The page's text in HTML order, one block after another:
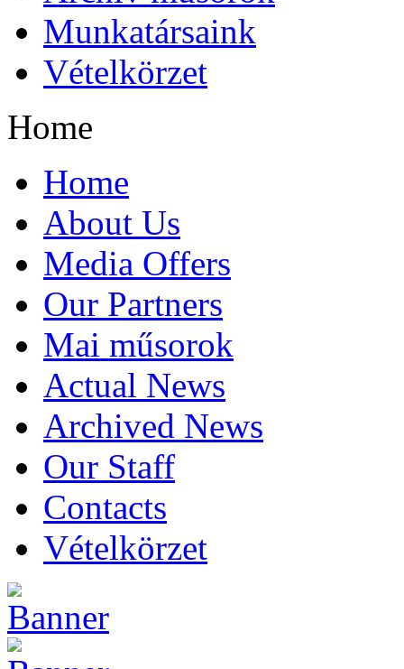
Munkatársaink
Vételkörzet
Home
Home
About Us
Media Offers
Our Partners
Mai műsorok
Actual News
Archived News
Our Staff
Contacts
Vételkörzet